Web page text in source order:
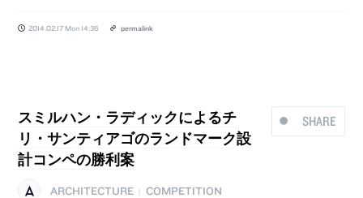
2014.02.17 Mon 14:36 permalink
SHARE
スミルハン・ラディックによるチ
リ・サンティアゴのランドマーク設
計コンペの勝利案
ARCHITECTURE COMPETITION